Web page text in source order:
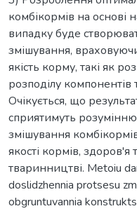
комбікормів на
випадку буде
змішування,
якість корму, такі як
розподілу компонентів
Очікується, що
сприятимуть
змішування
якості кормів, здоров'я
тваринництві. Metoiu
doslidzhennia protsesu
obgruntuvannia